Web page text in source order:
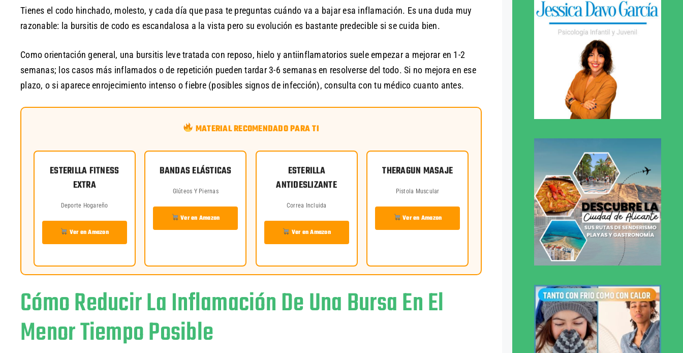
Tienes el codo hinchado, molesto, y cada día que pasa te preguntas cuándo va a bajar esa inflamación. Es una duda muy
razonable: la bursitis de codo es escandalosa a la vista pero su evolución es bastante predecible si se cuida bien.
Como orientación general, una bursitis leve tratada con reposo, hielo y antiinflamatorios suele empezar a mejorar en 1-2
semanas; los casos más inflamados o de repetición pueden tardar 3-6 semanas en resolverse del todo. Si no mejora en ese
plazo, o si aparece enrojecimiento intenso o fiebre (posibles signos de infección), consulta con tu médico cuanto antes.
MATERIAL RECOMENDADO PARA TI
ESTERILLA FITNESS
EXTRA
Deporte Hogareño
Ver en Amazon
BANDAS ELÁSTICAS
Glúteos Y Piernas
Ver en Amazon
ESTERILLA
ANTIDESLIZANTE
Correa Incluida
Ver en Amazon
THERAGUN MASAJE
Pistola Muscular
Ver en Amazon
Cómo Reducir La Inflamación De Una Bursa En El
Menor Tiempo Posible